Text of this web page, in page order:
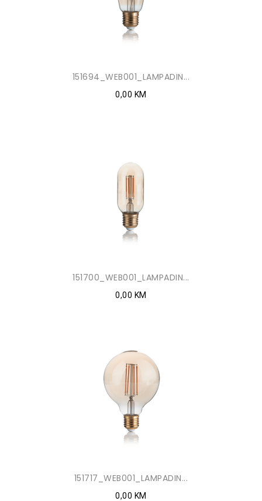
151694_WEB001_LAMPADIN...
0,00 KM
151700_WEB001_LAMPADIN...
0,00 KM
151717_WEB001_LAMPADIN...
0,00 KM